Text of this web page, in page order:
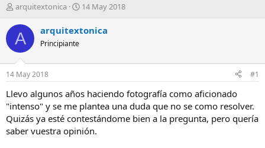
I
i
c
a
d
o
r
d
e
l
t
arquitextonica
F
c
i
n
c
i
o
14 May 2018
A arquitextonica
Principiante
14 May 2018 #1
Llevo algunos años haciendo fotografía como aficionado
"intenso" y se me plantea una duda que no se como resolver.
Quizás ya esté contestándome bien a la pregunta, pero quería
saber vuestra opinión.